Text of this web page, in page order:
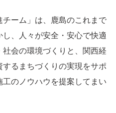
ーム」は、鹿島のこれまで
、人々が安全・安心で快適
会の環境づくりと、関西経
るまちづくりの実現をサポ
のノウハウを提案してまい